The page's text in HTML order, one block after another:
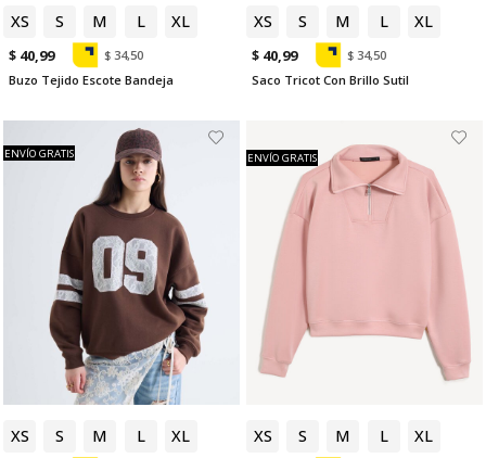
XS S M L XL
$ 40,99
$ 34,50
Buzo Tejido Escote Bandeja
XS S M L XL
$ 40,99
$ 34,50
Saco Tricot Con Brillo Sutil
XS S M L XL
ENVÍO GRATIS
XS S M L XL
ENVÍO GRATIS